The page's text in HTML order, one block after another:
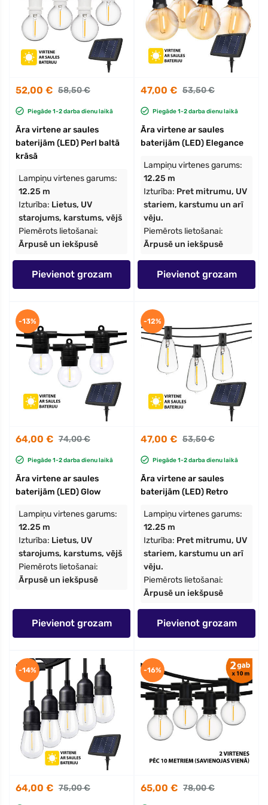
52,00 € 58,50 €
Piegāde 1-2 darba dienu laikā
Āra virtene ar saules
baterijām (LED) Perl baltā
krāsā
Lampiņu virtenes garums:
12.25 m
Izturība: Lietus, UV
starojums, karstums, vējš
Piemērots lietošanai:
Ārpusē un iekšpusē
Pievienot grozam
47,00 € 53,50 €
Piegāde 1-2 darba dienu laikā
Āra virtene ar saules
baterijām (LED) Elegance
Lampiņu virtenes garums:
12.25 m
Izturība: Pret mitrumu, UV
stariem, karstumu un arī
vēju.
Piemērots lietošanai:
Ārpusē un iekšpusē
Pievienot grozam
64,00 € 74,00 €
Piegāde 1-2 darba dienu laikā
Āra virtene ar saules
baterijām (LED) Glow
Lampiņu virtenes garums:
12.25 m
Izturība: Lietus, UV
starojums, karstums, vējš
Piemērots lietošanai:
Ārpusē un iekšpusē
Pievienot grozam
-13%
47,00 € 53,50 €
Piegāde 1-2 darba dienu laikā
Āra virtene ar saules
baterijām (LED) Retro
Lampiņu virtenes garums:
12.25 m
Izturība: Pret mitrumu, UV
stariem, karstumu un arī
vēju.
Piemērots lietošanai:
Ārpusē un iekšpusē
Pievienot grozam
-12%
64,00 € 75,00 €
-14%
65,00 € 78,00 €
-16%